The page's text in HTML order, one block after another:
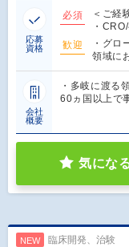
応募
資格
必須
＜ご経
・
歓迎
・グロ
領域に
会社
概要
・多岐に渡る
60ヵ国以上で
気にな
NEW 臨床開発、治験